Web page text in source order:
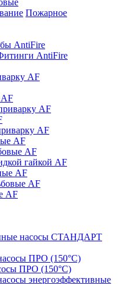
Пожарное
AntiFire
AntiFire
AF
AF
AF
AF
AF
гайкой AF
AF
AF
AF
насосы СТАНДАРТ
ПРО (150°C)